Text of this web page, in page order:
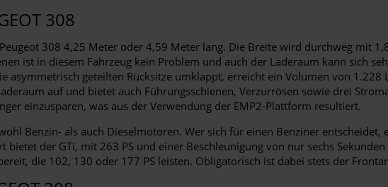
308
308 4,25 Meter oder 4,59 Meter lang. Die Breite wird durchweg mit
ist in diesem Fahrzeug kein Problem und auch der Laderaum kann sich
asymmetrisch geteilten Rücksitze umklappt, erreicht ein Volumen von
auf und bietet auch Führungsschienen, Verzurrösen sowie drei
einzusparen, was aus der Verwendung der EMP2-Plattform resultiert.
Benzin- als auch Dieselmotoren. Wer sich für einen Benziner
bietet der GTi, mit 263 PS und einer Beschleunigung von nur sechs
die 102, 130 oder 177 PS leisten. Obligatorisch ist dabei stets der